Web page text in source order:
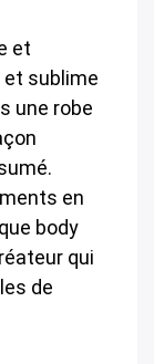
et
sublime
une robe
en
body
qui
de